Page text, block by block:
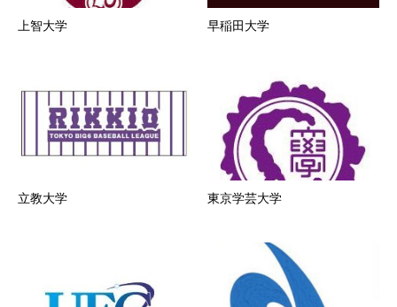
上智大学 早稲田大学
立教大学 東京学芸大学